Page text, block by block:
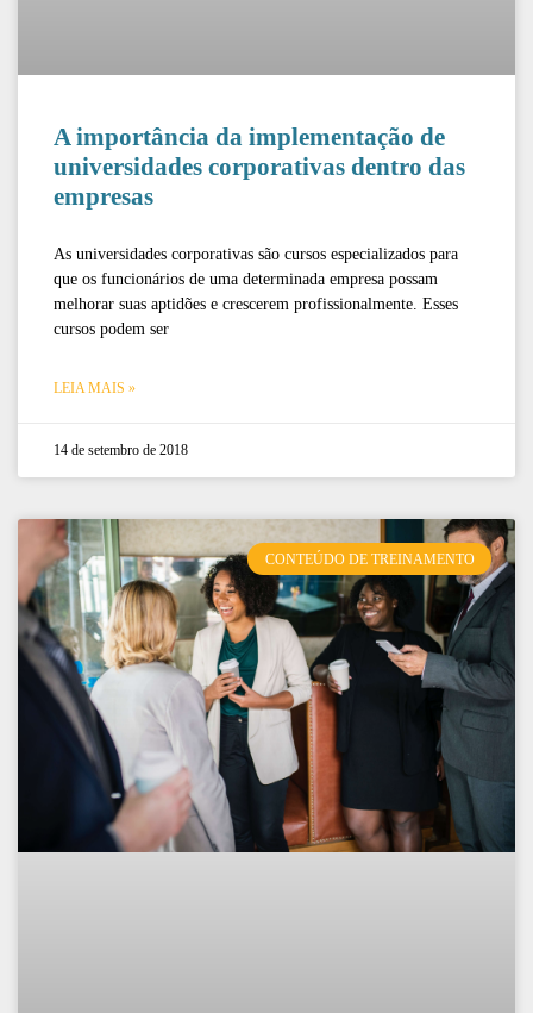
A importância da implementação de
universidades corporativas dentro das
empresas
As universidades corporativas são cursos especializados para
que os funcionários de uma determinada empresa possam
melhorar suas aptidões e crescerem profissionalmente. Esses
cursos podem ser
LEIA MAIS »
14 de setembro de 2018
CONTEÚDO DE TREINAMENTO